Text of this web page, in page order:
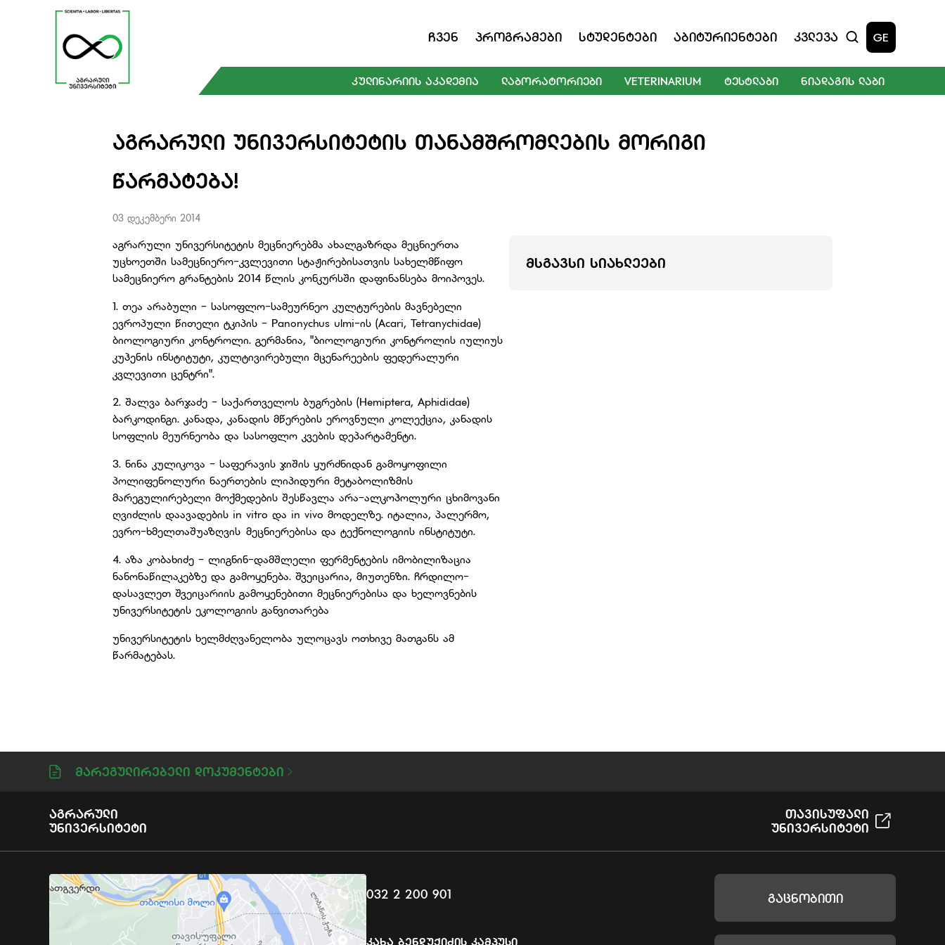
Ჩვენ Პროგრამები Სტუდენტები Აბიტურიენტები Კვლევა GE
ᲙᲣᲚᲘᲜᲐᲠᲘᲘᲡ ᲐᲙᲐᲓᲔᲛᲘᲐ ᲚᲐᲑᲝᲠᲐᲢᲝᲠᲘᲔᲑᲘ VETERINARIUM ᲢᲔᲡᲢᲚᲐᲑᲘ ᲜᲘᲐᲓᲐᲒᲘᲡ ᲚᲐᲑᲘ
ᲐᲒᲠᲐᲠᲣᲚᲘ ᲣᲜᲘᲕᲔᲠᲡᲘᲢᲔᲢᲘᲡ ᲗᲐᲜᲐᲛᲨᲠᲝᲛᲚᲔᲑᲘᲡ ᲛᲝᲠᲘᲒᲘ
ᲬᲐᲠᲛᲐᲢᲔᲑᲐ!
03 დეკემბერი 2014
აგრარული უნივერსიტეტის მეცნიერებმა ახალგაზრდა მეცნიერთა
უცხოეთში სამეცნიერო-კვლევითი სტაჟირებისათვის სახელმწიფო
სამეცნიერო გრანტების 2014 წლის კონკურსში დაფინანსება მოიპოვეს.
1. თეა არაბული - სასოფლო-სამეურნეო კულტურების მავნებელი
ევროპული წითელი ტკიპის - Panonychus ulmi-ის (Acari, Tetranychidae)
ბიოლოგიური კონტროლი. გერმანია, "ბიოლოგიური კონტროლის იულიუს
კუჰენის ინსტიტუტი, კულტივირებული მცენარეების ფედერალური
კვლევითი ცენტრი".
2. შალვა ბარჯაძე - საქართველოს ბუგრების (Hemiptera, Aphididae)
ბარკოდინგი. კანადა, კანადის მწერების ეროვნული კოლექცია, კანადის
სოფლის მეურნეობა და სასოფლო კვების დეპარტამენტი.
3. ნინა კულიკოვა - საფერავის ჯიშის ყურძნიდან გამოყოფილი
პოლიფენოლური ნაერთების ლიპიდური მეტაბოლიზმის
მარეგულირებელი მოქმედების შესწავლა არა-ალკოჰოლური ცხიმოვანი
ღვიძლის დაავადების in vitro და in vivo მოდელზე. იტალია, პალერმო,
ევრო-ხმელთაშუაზღვის მეცნიერებისა და ტექნოლოგიის ინსტიტუტი.
4. აზა კობახიძე - ლიგნინ-დამშლელი ფერმენტების იმობილიზაცია
ნანონაწილაკებზე და გამოყენება. შვეიცარია, მიუთენზი. ჩრდილო-
დასავლეთ შვეიცარიის გამოყენებითი მეცნიერებისა და ხელოვნების
უნივერსიტეტის ეკოლოგიის განვითარება
უნივერსიტეტის ხელმძღვანელობა ულოცავს ოთხივე მათგანს ამ
წარმატებას.
ᲛᲡᲒᲐᲕᲡᲘ ᲡᲘᲐᲮᲚᲔᲔᲑᲘ
Მარეგულირებელი Დოკუმენტები
Აგრარული
Უნივერსიტეტი
Თავისუფალი
Უნივერსიტეტი
032 2 200 901
Კახა Ბენდუქიძის Კამპუსი
Გაცნობითი